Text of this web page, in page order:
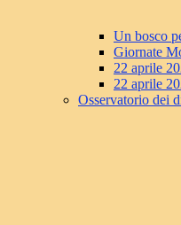
Un bosco
Giornate
22 aprile
22 aprile
Osservatorio dei